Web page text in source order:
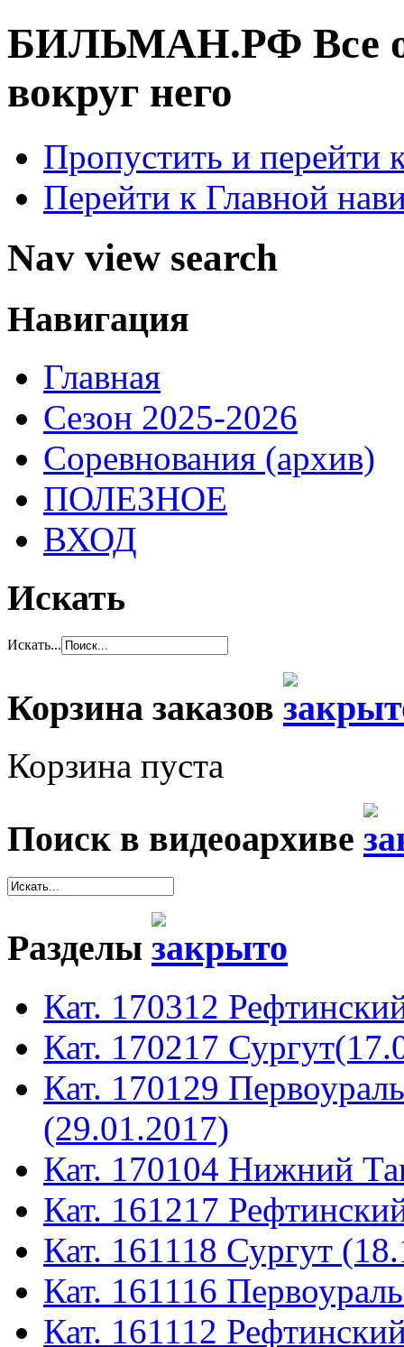
БИЛЬМАН.РФ Все
вокруг него
Пропустить и перейти
Перейти к Главной
Nav view search
Навигация
Главная
Сезон 2025-2026
Соревнования (архив)
ПОЛЕЗНОЕ
ВХОД
Искать
Искать...
Корзина заказов
Корзина пуста
Поиск в видеоархиве
Разделы
Кат. 170312
Кат. 170217
Кат. 170129
(29.01.2017)
Кат. 170104 Нижний
Кат. 161217
Кат. 161118 Сургут
Кат. 161116
Кат. 161112